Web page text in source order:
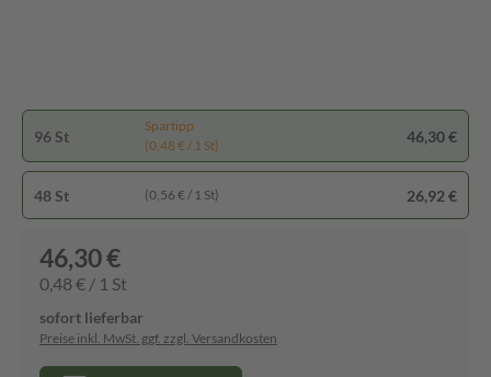
96 St
Spartipp
(0,48 € / 1 St)
46,30 €
48 St (0,56 € / 1 St) 26,92 €
46,30 €
0,48 € / 1 St
sofort lieferbar
Preise inkl. MwSt. ggf. zzgl. Versandkosten